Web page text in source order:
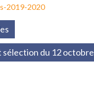
2019-2020
du 12 octobre